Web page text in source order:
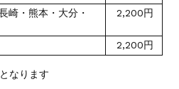
崎・熊本・大分・
2,200円
2,200円
なります